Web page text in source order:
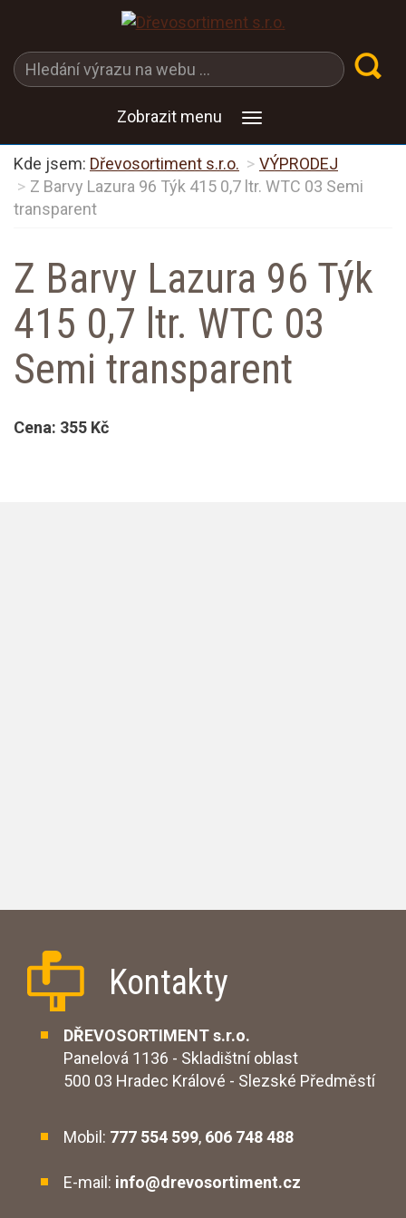
Zobrazit menu
Kde jsem: Dřevosortiment s.r.o.
VÝPRODEJ
Z Barvy Lazura 96 Týk 415 0,7 ltr. WTC 03 Semi
transparent
Z Barvy Lazura 96 Týk
415 0,7 ltr. WTC 03
Semi transparent
Cena: 355 Kč
Kontakty
DŘEVOSORTIMENT s.r.o.
Panelová 1136 - Skladištní oblast
500 03 Hradec Králové - Slezské Předměstí
Mobil: 777 554 599, 606 748 488
E-mail: info@drevosortiment.cz